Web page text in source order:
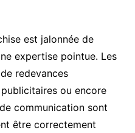
est jalonnée de
expertise pointue. Les
redevances
publicitaires ou encore
communication sont
être correctement